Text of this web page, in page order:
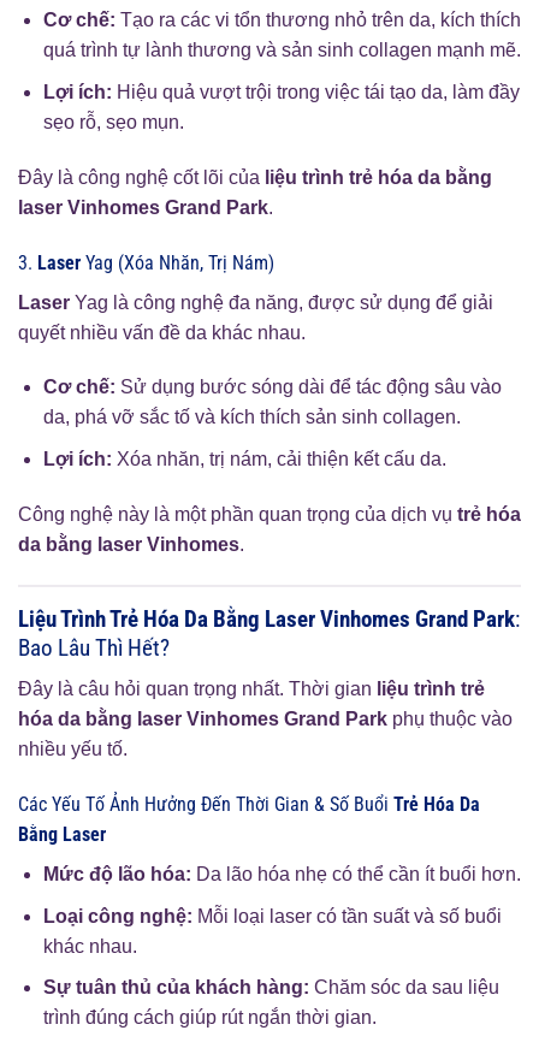
Cơ chế: Tạo ra các vi tổn thương nhỏ trên da, kích thích
quá trình tự lành thương và sản sinh collagen mạnh mẽ.
Lợi ích: Hiệu quả vượt trội trong việc tái tạo da, làm đầy
sẹo rỗ, sẹo mụn.
Đây là công nghệ cốt lõi của liệu trình trẻ hóa da bằng
laser Vinhomes Grand Park.
3. Laser Yag (Xóa Nhăn, Trị Nám)
Laser Yag là công nghệ đa năng, được sử dụng để giải
quyết nhiều vấn đề da khác nhau.
Cơ chế: Sử dụng bước sóng dài để tác động sâu vào
da, phá vỡ sắc tố và kích thích sản sinh collagen.
Lợi ích: Xóa nhăn, trị nám, cải thiện kết cấu da.
Công nghệ này là một phần quan trọng của dịch vụ trẻ hóa
da bằng laser Vinhomes.
Liệu Trình Trẻ Hóa Da Bằng Laser Vinhomes Grand Park:
Bao Lâu Thì Hết?
Đây là câu hỏi quan trọng nhất. Thời gian liệu trình trẻ
hóa da bằng laser Vinhomes Grand Park phụ thuộc vào
nhiều yếu tố.
Các Yếu Tố Ảnh Hưởng Đến Thời Gian & Số Buổi Trẻ Hóa Da
Bằng Laser
Mức độ lão hóa: Da lão hóa nhẹ có thể cần ít buổi hơn.
Loại công nghệ: Mỗi loại laser có tần suất và số buổi
khác nhau.
Sự tuân thủ của khách hàng: Chăm sóc da sau liệu
trình đúng cách giúp rút ngắn thời gian.